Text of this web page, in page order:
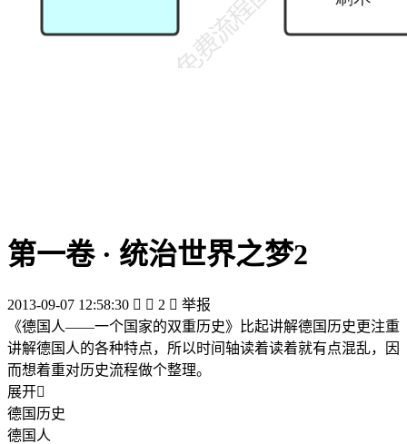
第一卷 · 统治世界之梦2
2013-09-07 12:58:30   2  举报
《德国人——一个国家的双重历史》比起讲解德国历史更注重
讲解德国人的各种特点，所以时间轴读着读着就有点混乱，因
而想着重对历史流程做个整理。
展开
德国历史
德国人